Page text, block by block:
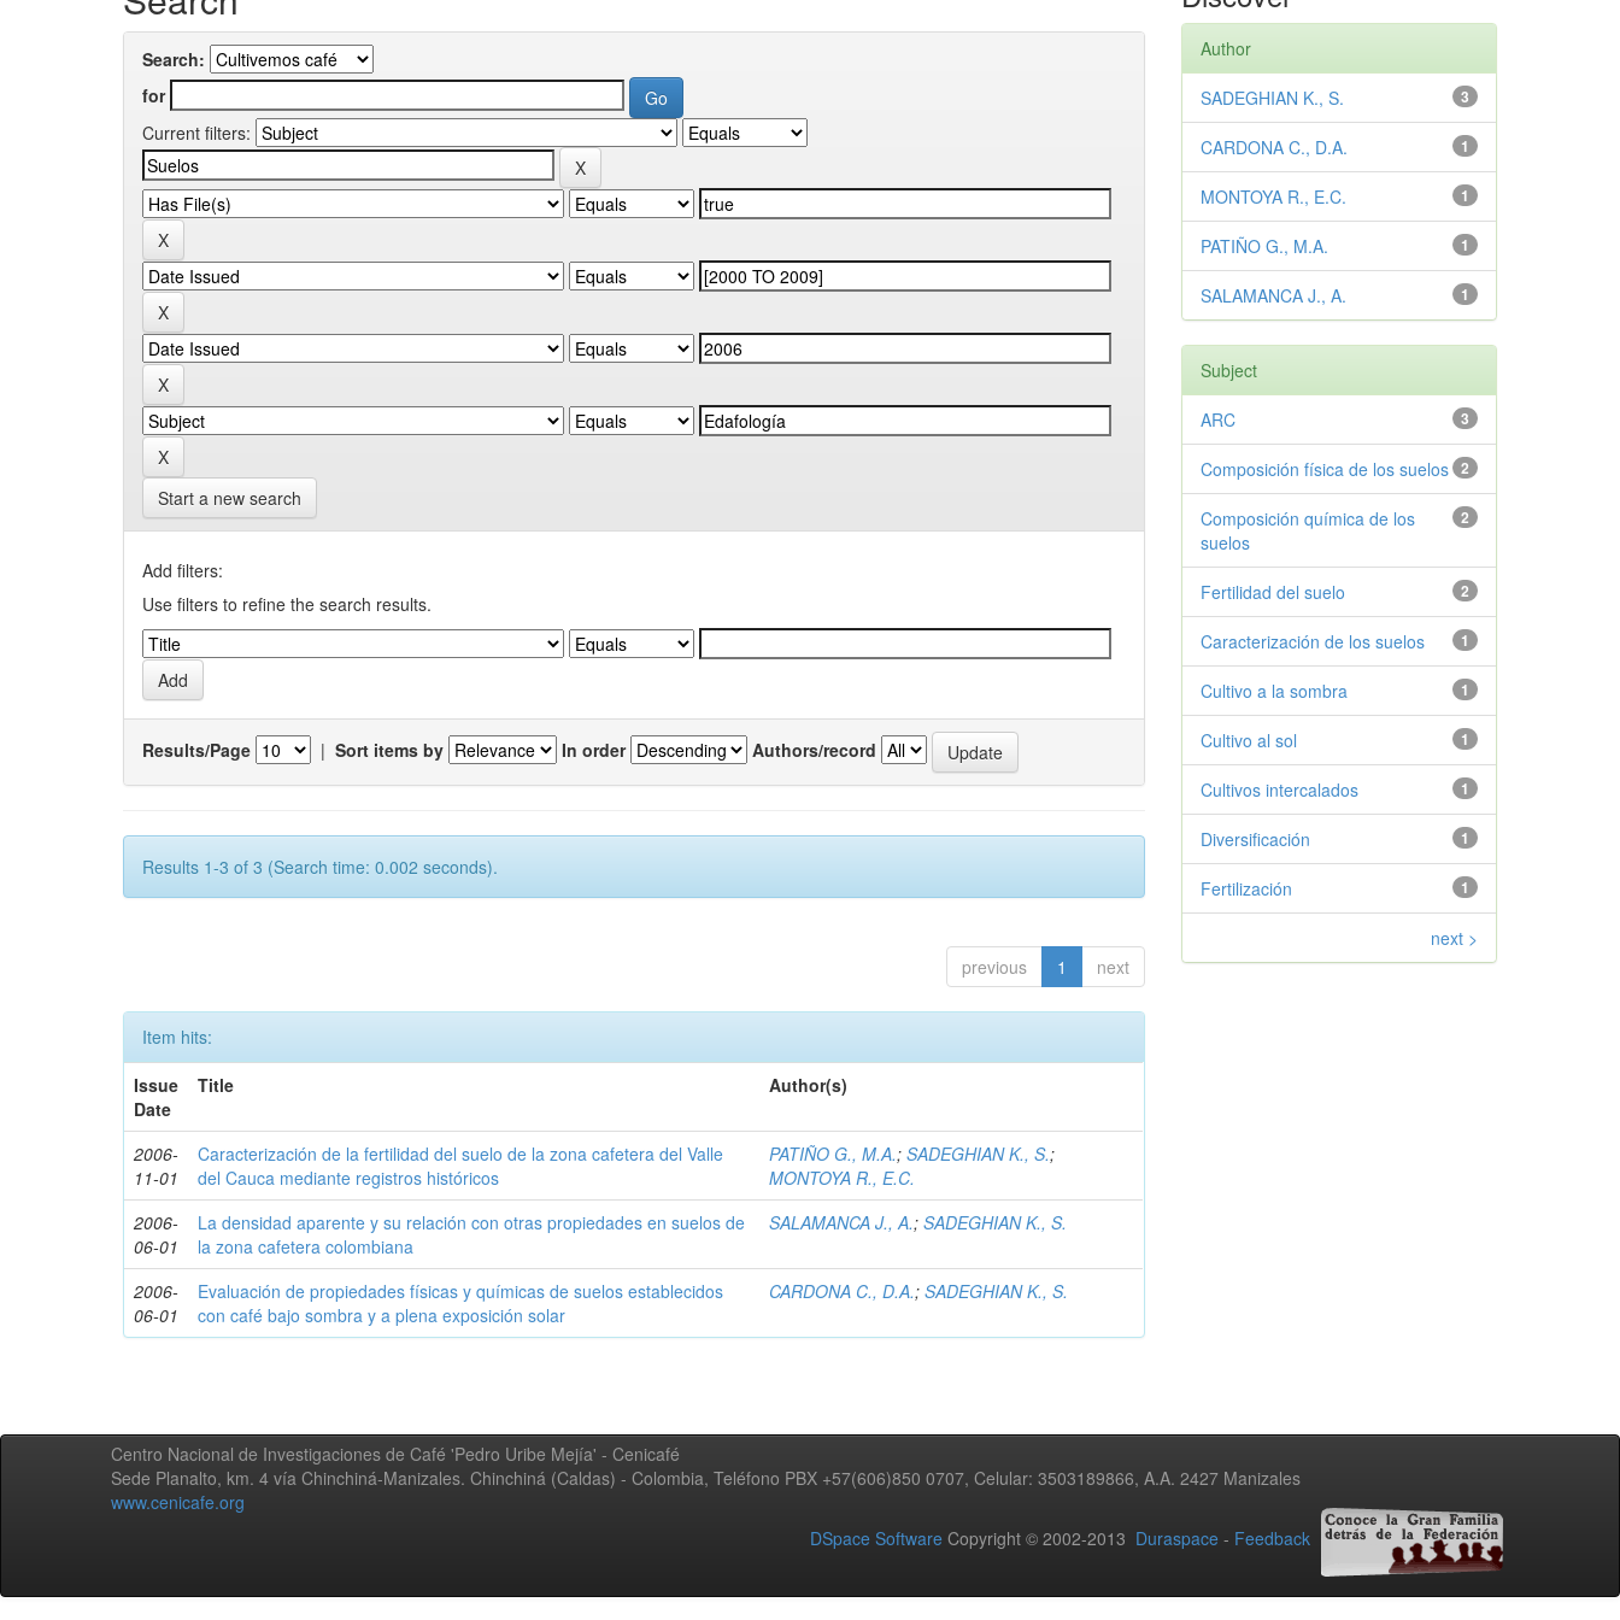
Search:
for
Current filters:
Start a new search
Add filters:
Use filters to refine the search results.
Results/Page | Sort items by In order Authors/record
Results 1-3 of 3 (Search time: 0.002 seconds).
previous 1 next
Item hits:
Issue
Date
Title Author(s)
2006-
11-01
Caracterización de la fertilidad del suelo de la zona cafetera del Valle
del Cauca mediante registros históricos
PATIÑO G., M.A.;SADEGHIAN K., S.;
MONTOYA R., E.C.
2006-
06-01
La densidad aparente y su relación con otras propiedades en suelos de
la zona cafetera colombiana
SALAMANCA J., A.;SADEGHIAN K., S.
2006-
06-01
Evaluación de propiedades físicas y químicas de suelos establecidos
con café bajo sombra y a plena exposición solar
CARDONA C., D.A.;SADEGHIAN K., S.
Author
3
SADEGHIAN K., S.
1
CARDONA C., D.A.
1
MONTOYA R., E.C.
1
PATIÑO G., M.A.
1
SALAMANCA J., A.
Subject
3
ARC
2
Composición física de los suelos
2
Composición química de los
suelos
2
Fertilidad del suelo
1
Caracterización de los suelos
1
Cultivo a la sombra
1
Cultivo al sol
1
Cultivos intercalados
1
Diversificación
1
Fertilización
next >
Centro Nacional de Investigaciones de Café 'Pedro Uribe Mejía' - Cenicafé
Sede Planalto, km. 4 vía Chinchiná-Manizales. Chinchiná (Caldas) - Colombia, Teléfono PBX +57(606)850 0707, Celular: 3503189866, A.A. 2427 Manizales
www.cenicafe.org
DSpace Software Copyright © 2002-2013 Duraspace - Feedback